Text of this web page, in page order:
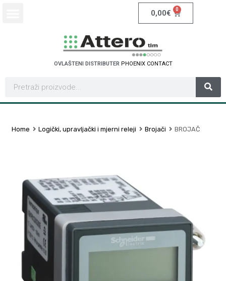
0,00€ 0
OVLAŠTENI DISTRIBUTER PHOENIX CONTACT
Home Logički, upravljački i mjerni releji Brojači BROJAČ